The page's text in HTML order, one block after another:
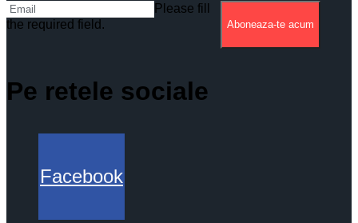
Please fill
the required field.
Aboneaza-te acum
Pe retele sociale
Facebook